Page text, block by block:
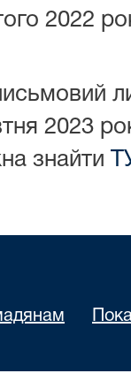
2022
2023
знайти